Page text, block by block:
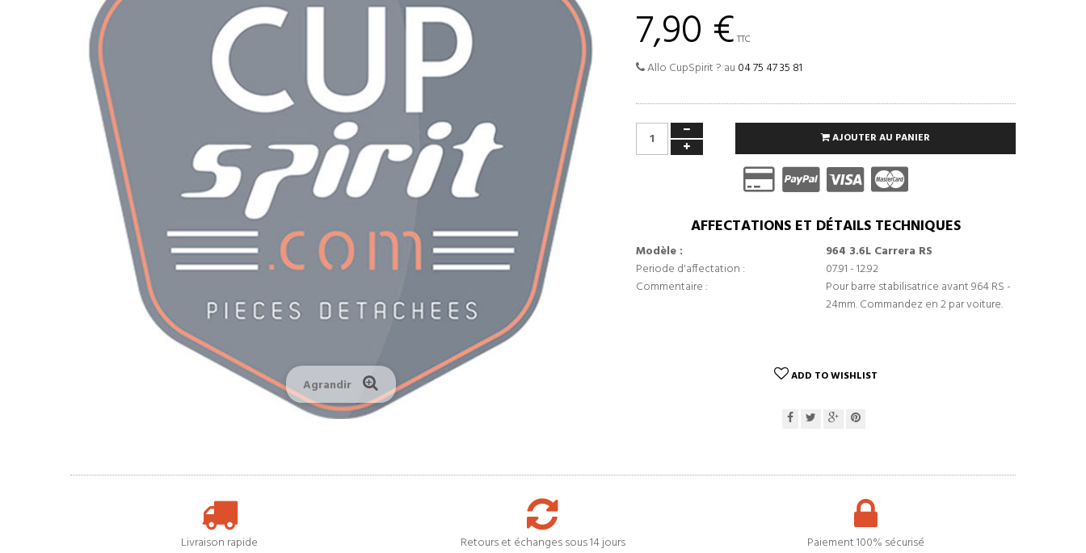
Agrandir
7,90 € TTC
Allo CupSpirit ? au 04 75 47 35 81
AJOUTER AU PANIER
AFFECTATIONS ET DÉTAILS TECHNIQUES
Modèle :
964 3.6L Carrera RS
Periode d'affectation :
07.91 - 12.92
Commentaire :
Pour barre stabilisatrice avant 964 RS -
24mm. Commandez en 2 par voiture.
ADD TO WISHLIST
Livraison rapide Retours et échanges sous 14 jours Paiement 100% sécurisé